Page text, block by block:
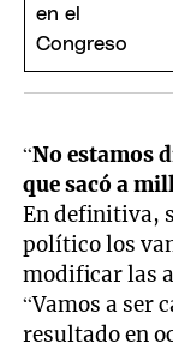
“No estamos
que sacó a
En definitiva,
político los
modificar las
“Vamos a ser
resultado en